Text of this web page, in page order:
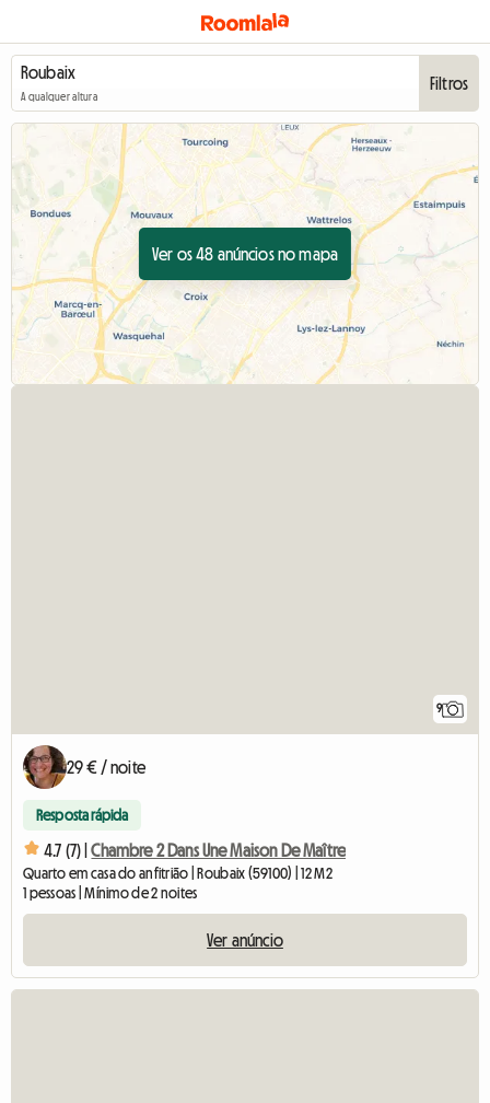
A qualquer altura
Filtros
Ver os 48 anúncios no mapa
9
29 € / noite
Resposta rápida
4.7 (7) | Chambre 2 Dans Une Maison De Maître
Quarto em casa do anfitrião | Roubaix (59100) | 12 M2
1 pessoas | Mínimo de 2 noites
Ver anúncio